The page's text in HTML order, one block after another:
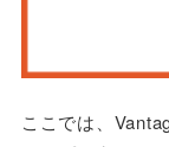
ここでは、